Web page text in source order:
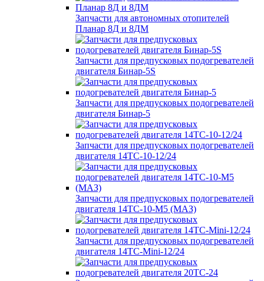
Запчасти для автономных отопителей
Планар 8Д и 8ДМ
Запчасти для предпусковых подогревателей
двигателя Бинар-5S
Запчасти для предпусковых подогревателей
двигателя Бинар-5
Запчасти для предпусковых подогревателей
двигателя 14ТС-10-12/24
Запчасти для предпусковых подогревателей
двигателя 14ТС-10-М5 (МАЗ)
Запчасти для предпусковых подогревателей
двигателя 14ТС-Mini-12/24